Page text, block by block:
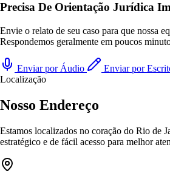
Precisa De Orientação Jurídica
Envie o relato de seu caso para que nossa
Respondemos geralmente em poucos
Enviar por Áudio
Enviar por
Localização
Nosso Endereço
Estamos localizados no coração do Rio de
estratégico e de fácil acesso para melhor